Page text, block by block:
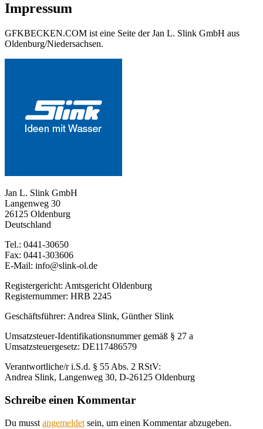
Impressum
GFKBECKEN.COM ist eine Seite der Jan L. Slink GmbH aus
Oldenburg/Niedersachsen.
Jan L. Slink GmbH
Langenweg 30
26125 Oldenburg
Deutschland
Tel.: 0441-30650
Fax: 0441-303606
E-Mail: info@slink-ol.de
Registergericht: Amtsgericht Oldenburg
Registernummer: HRB 2245
Geschäftsführer: Andrea Slink, Günther Slink
Umsatzsteuer-Identifikationsnummer gemäß § 27 a
Umsatzsteuergesetz: DE117486579
Verantwortliche/r i.S.d. § 55 Abs. 2 RStV:
Andrea Slink, Langenweg 30, D-26125 Oldenburg
Schreibe einen Kommentar
Du musst angemeldet sein, um einen Kommentar abzugeben.